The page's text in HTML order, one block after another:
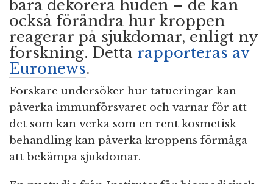
bara dekorera huden – de kan
också förändra hur kroppen
reagerar på sjukdomar, enligt ny
forskning. Detta rapporteras av
Euronews.
Forskare undersöker hur tatueringar kan
påverka immunförsvaret och varnar för att
det som kan verka som en rent kosmetisk
behandling kan påverka kroppens förmåga
att bekämpa sjukdomar.